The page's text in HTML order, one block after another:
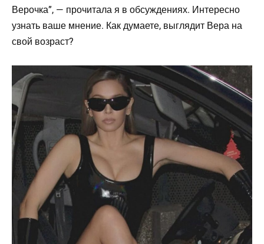
Верочка”, — прочитала я в обсуждениях. Интересно
узнать ваше мнение. Как думаете, выглядит Вера на
свой возраст?